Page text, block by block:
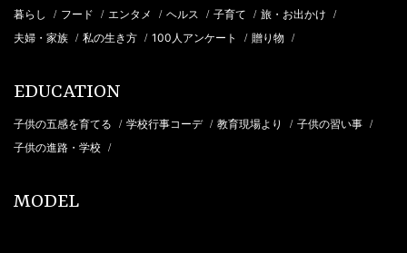
暮らし / フード / エンタメ / ヘルス / 子育て / 旅・お出かけ /
夫婦・家族 / 私の生き方 / 100人アンケート / 贈り物 /
EDUCATION
子供の五感を育てる / 学校行事コーデ / 教育現場より / 子供の習い事 /
子供の進路・学校 /
MODEL